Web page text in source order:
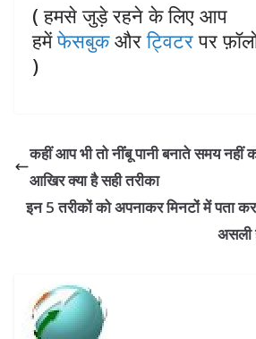
( हमसे जुड़े रहने के लिए आप
हमेंफेसबुकऔरट्विटरपर
)
कहीं आप भी तो नींंबू पानी बनाते समय
आखिर क्‍या है सही तरीका
इन 5 तरीकों को अपनाकर मिनटों में पता
असली